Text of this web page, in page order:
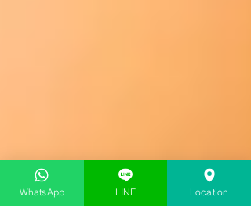
WhatsApp LINE Location